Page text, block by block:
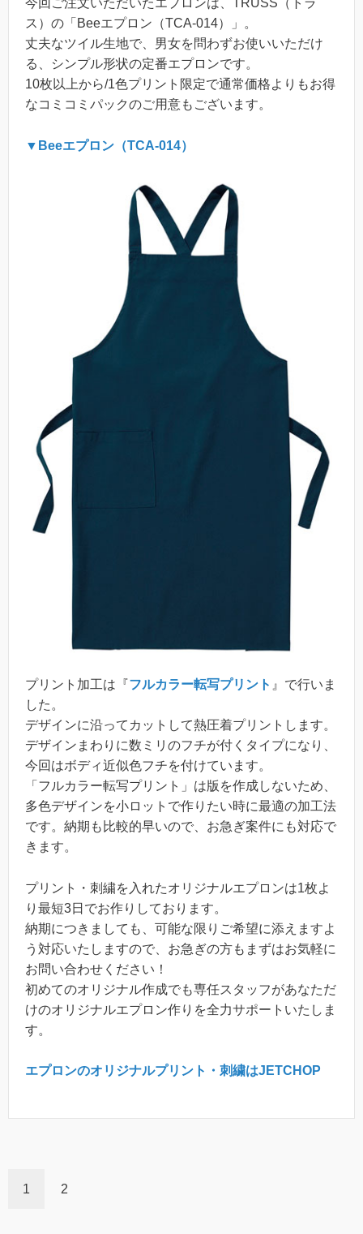
今回ご注文いただいたエプロンは、TRUSS（トラ
ス）の「Beeエプロン（TCA-014）」。
丈夫なツイル生地で、男女を問わずお使いいただけ
る、シンプル形状の定番エプロンです。
10枚以上から/1色プリント限定で通常価格よりもお得
なコミコミパックのご用意もございます。
▼Beeエプロン（TCA-014）
プリント加工は『フルカラー転写プリント 』で行いま
した。
デザインに沿ってカットして熱圧着プリントします。
デザインまわりに数ミリのフチが付くタイプになり、
今回はボディ近似色フチを付けています。
「フルカラー転写プリント」は版を作成しないため、
多色デザインを小ロットで作りたい時に最適の加工法
です。納期も比較的早いので、お急ぎ案件にも対応で
きます。
プリント・刺繍を入れたオリジナルエプロンは1枚よ
り最短3日でお作りしております。
納期につきましても、可能な限りご希望に添えますよ
う対応いたしますので、お急ぎの方もまずはお気軽に
お問い合わせください！
初めてのオリジナル作成でも専任スタッフがあなただ
けのオリジナルエプロン作りを全力サポートいたしま
す。
エプロンのオリジナルプリント・刺繍はJETCHOP
1 2